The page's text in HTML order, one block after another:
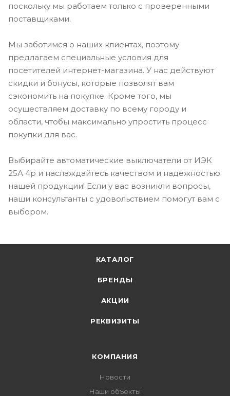
поскольку мы работаем только с проверенными
поставщиками.
Мы заботимся о наших клиентах, поэтому
предлагаем специальные условия для
посетителей интернет-магазина. У нас действуют
скидки и бонусы, которые позволят вам
сэкономить на покупке. Кроме того, мы
осуществляем доставку по всему городу и
области, чтобы максимально упростить процесс
покупки для вас.
Выбирайте автоматические выключатели от ИЭК
25А 4p и наслаждайтесь качеством и надежностью
нашей продукции! Если у вас возникли вопросы,
наши консультанты с удовольствием помогут вам с
выбором.
КАТАЛОГ
БРЕНДЫ
АКЦИИ
РЕКВИЗИТЫ
КОМПАНИЯ
Новости
Наши объекты